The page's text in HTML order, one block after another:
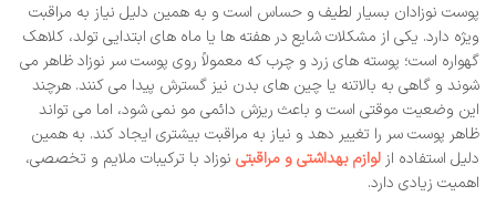
پوست نوزادان بسیار لطیف و حساس است و به همین دلیل نیاز به مراقبت
ویژه دارد. یکی از مشکلات شایع در هفته‌ ها یا ماه‌ های ابتدایی تولد، کلاهک
گهواره است؛ پوسته‌ های زرد و چرب که معمولاً روی پوست سر نوزاد ظاهر می‌
شوند و گاهی به بالاتنه یا چین‌ های بدن نیز گسترش پیدا می‌ کنند. هرچند
این وضعیت موقتی است و باعث ریزش دائمی مو نمی‌ شود، اما می‌ تواند
ظاهر پوست سر را تغییر دهد و نیاز به مراقبت بیشتری ایجاد کند. به همین
دلیل استفاده ازلوازم بهداشتی و مراقبتی نوزاد با ترکیبات ملایم و تخصصی،
اهمیت زیادی دارد.